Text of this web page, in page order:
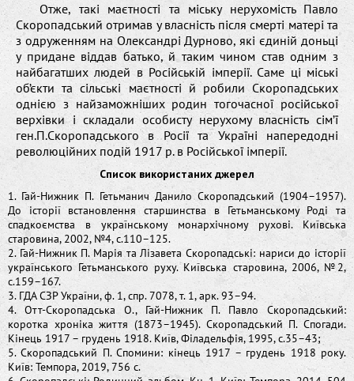
Отже, такі маєтності та міську нерухомість Павло
Скоропадський отримав у власність після смерті матері та
з одруженням на Олександрі Дурново, які єдиній доньці
у придане віддав батько, й таким чином став одним з
найбагатших людей в Російській імперії. Саме ці міські
об’єкти та сільські маєтності й робили Скоропадських
однією з найзаможніших родин тогочасної російської
верхівки і складали особисту нерухому власність сім’ї
ген.П.Скоропадського в Росії та Україні напередодні
революційних подій 1917 р. в Російської імперії.
Список використаних джерел
1. Гай-Нижник П. Гетьманич Данило Скоропадський (1904–1957).
До історії встановлення старшинства в Гетьманському Роді та
спадкоємства в українському монархічному рухові. Київська
старовина, 2002, №4, с.110–125.
2. Гай-Нижник П. Марія та Лізавета Скоропадські: нариси до історії
українського Гетьманського руху. Київська старовина, 2006, №2,
с.159–167.
3. ГДА СЗР України, ф. 1, спр. 7078, т. 1, арк. 93–94.
4. Отт-Скоропадська О., Гай-Нижник П. Павло Скоропадський:
коротка хроніка життя (1873–1945). Скоропадський П. Спогади.
Кінець 1917 – грудень 1918. Київ, Філадельфія, 1995, с.35–43;
5. Скоропадський П. Спомини: кінець 1917 – грудень 1918 року.
Київ: Темпора, 2019, 756 с.